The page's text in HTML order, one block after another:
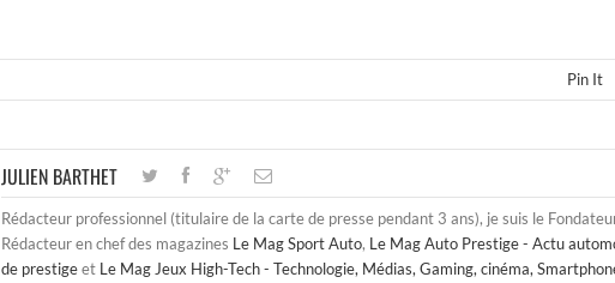
Pin It
JULIEN BARTHET
Rédacteur professionnel (titulaire de la carte de presse pendant 3 ans), je suis le
Rédacteur en chef des magazines Le Mag Sport Auto, Le Mag Auto Prestige - Actu
de prestigeet Le Mag Jeux High-Tech - Technologie, Médias, Gaming, cinéma,